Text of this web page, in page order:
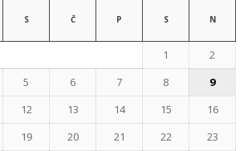
S Č P S N
1
2
5 6 7 8
9
12 13 14 15
16
19 20 21 22
23